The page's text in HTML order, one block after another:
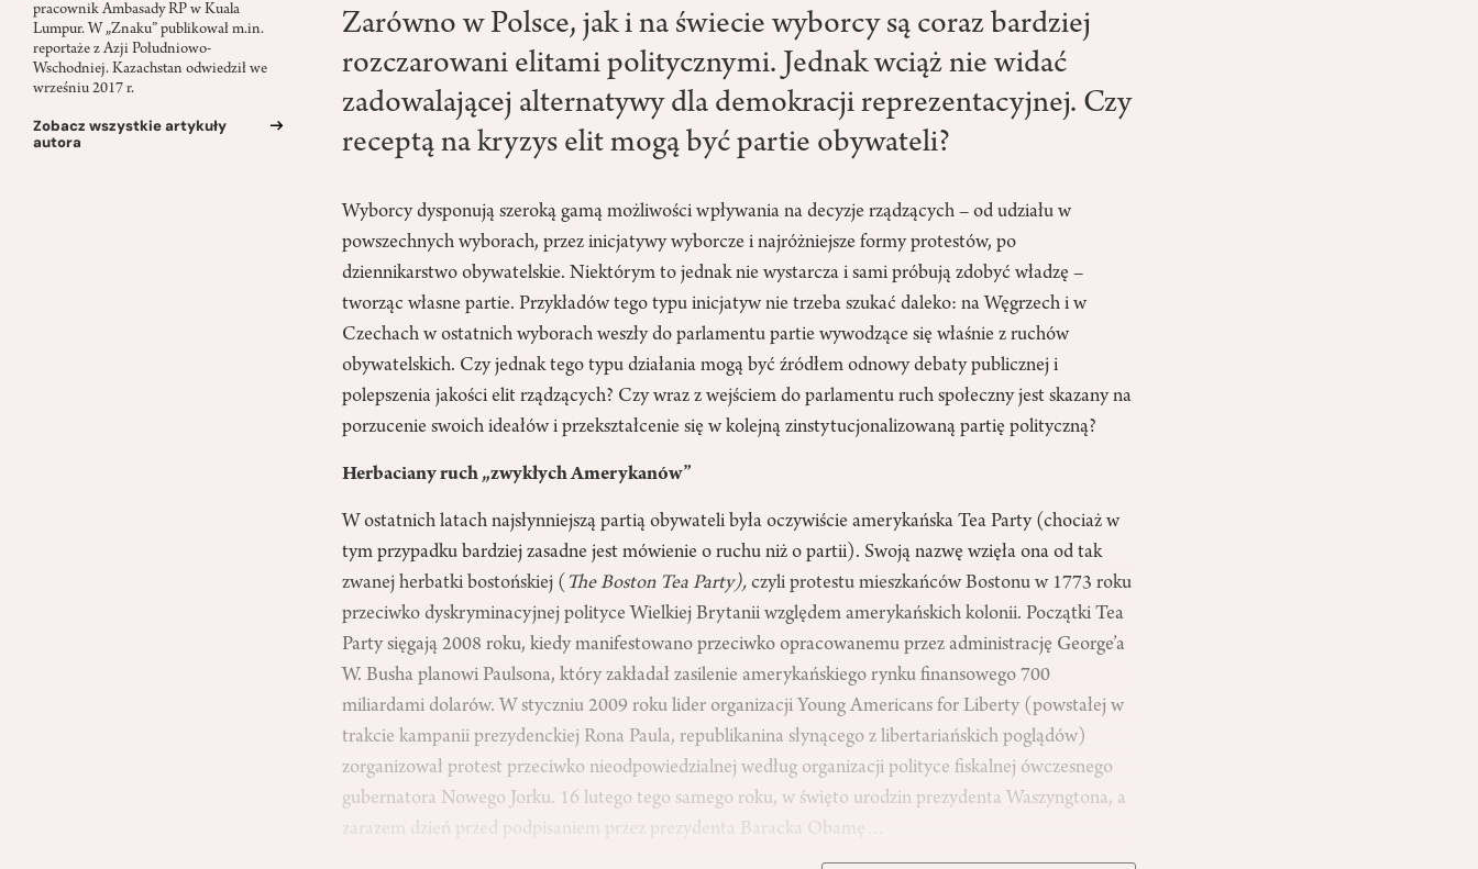
pracownik Ambasady RP w Kuala
Lumpur. W „Znaku” publikował m.in.
reportaże z Azji Południowo-
Wschodniej. Kazachstan odwiedził we
wrześniu 2017 r.
Zobacz wszystkie artykuły
autora
Zarówno w Polsce, jak i na świecie wyborcy są coraz bardziej
rozczarowani elitami politycznymi. Jednak wciąż nie widać
zadowalającej alternatywy dla demokracji reprezentacyjnej. Czy
receptą na kryzys elit mogą być partie obywateli?
Wyborcy dysponują szeroką gamą możliwości wpływania na decyzje rządzących – od udziału w
powszechnych wyborach, przez inicjatywy wyborcze i najróżniejsze formy protestów, po
dziennikarstwo obywatelskie. Niektórym to jednak nie wystarcza i sami próbują zdobyć władzę –
tworząc własne partie. Przykładów tego typu inicjatyw nie trzeba szukać daleko: na Węgrzech i w
Czechach w ostatnich wyborach weszły do parlamentu partie wywodzące się właśnie z ruchów
obywatelskich. Czy jednak tego typu działania mogą być źródłem odnowy debaty publicznej i
polepszenia jakości elit rządzących? Czy wraz z wejściem do parlamentu ruch społeczny jest skazany na
porzucenie swoich ideałów i przekształcenie się w kolejną zinstytucjonalizowaną partię polityczną?
Herbaciany ruch „zwykłych Amerykanów”
W ostatnich latach najsłynniejszą partią obywateli była oczywiście amerykańska Tea Party (chociaż w
tym przypadku bardziej zasadne jest mówienie o ruchu niż o partii). Swoją nazwę wzięła ona od tak
zwanej herbatki bostońskiej ( The Boston Tea Party),czyli protestu mieszkańców Bostonu w 1773 roku
przeciwko dyskryminacyjnej polityce Wielkiej Brytanii względem amerykańskich kolonii. Początki Tea
Party sięgają 2008 roku, kiedy manifestowano przeciwko opracowanemu przez administrację George’a
W. Busha planowi Paulsona, który zakładał zasilenie amerykańskiego rynku finansowego 700
miliardami dolarów. W styczniu 2009 roku lider organizacji Young Americans for Liberty (powstałej w
trakcie kampanii prezydenckiej Rona Paula, republikanina słynącego z libertariańskich poglądów)
zorganizował protest przeciwko nieodpowiedzialnej według organizacji polityce fiskalnej ówczesnego
gubernatora Nowego Jorku. 16 lutego tego samego roku, w święto urodzin prezydenta Waszyngtona, a
zarazem dzień przed podpisaniem przez prezydenta Baracka Obamę…